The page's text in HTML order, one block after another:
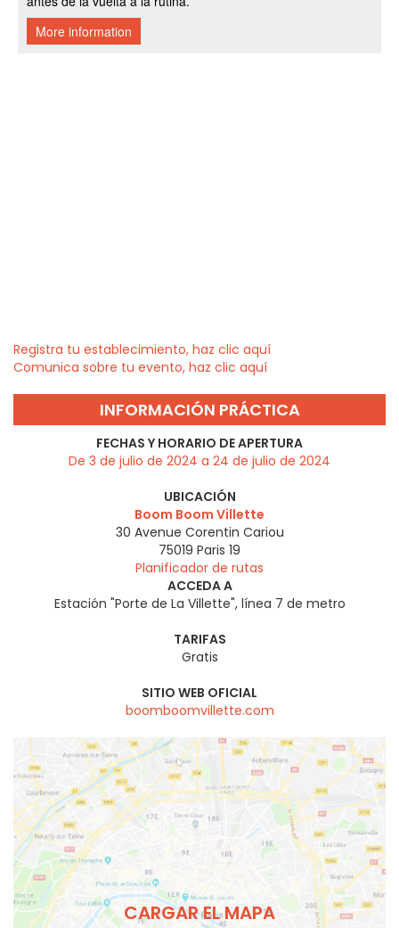
Registra tu establecimiento, haz clic aquí
Comunica sobre tu evento, haz clic aquí
INFORMACIÓN PRÁCTICA
FECHAS Y HORARIO DE APERTURA
De 3 de julio de 2024 a 24 de julio de 2024
UBICACIÓN
Boom Boom Villette
30 Avenue Corentin Cariou
75019 Paris 19
Planificador de rutas
ACCEDA A
Estación "Porte de La Villette", línea 7 de metro
TARIFAS
Gratis
SITIO WEB OFICIAL
boomboomvillette.com
CARGAR EL MAPA